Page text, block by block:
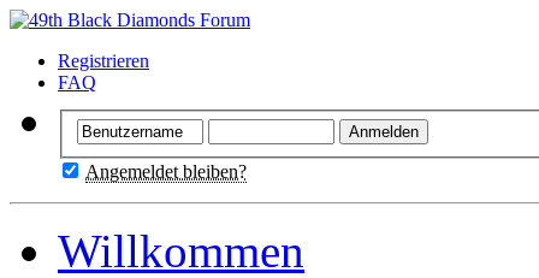
Registrieren
FAQ
Angemeldet bleiben?
Willkommen